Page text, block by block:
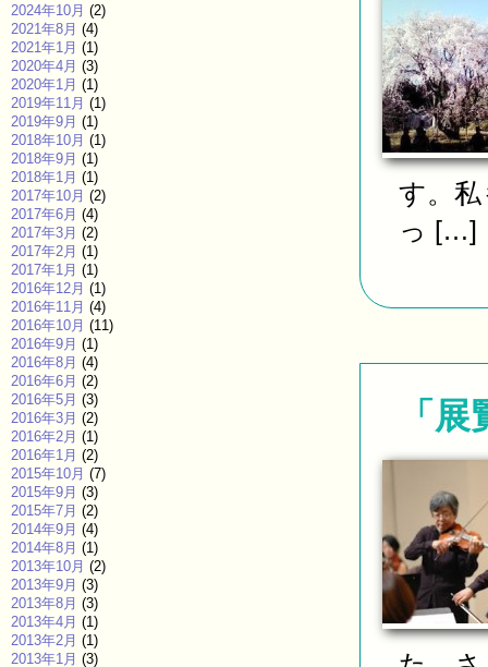
す。
っ […]
「
2024年10月 (2)
2021年8月 (4)
2021年1月 (1)
2020年4月 (3)
2020年1月 (1)
2019年11月 (1)
2019年9月 (1)
2018年10月 (1)
2018年9月 (1)
2018年1月 (1)
2017年10月 (2)
2017年6月 (4)
2017年3月 (2)
2017年2月 (1)
2017年1月 (1)
2016年12月 (1)
2016年11月 (4)
2016年10月 (11)
2016年9月 (1)
2016年8月 (4)
2016年6月 (2)
2016年5月 (3)
2016年3月 (2)
2016年2月 (1)
2016年1月 (2)
2015年10月 (7)
2015年9月 (3)
2015年7月 (2)
2014年9月 (4)
2014年8月 (1)
2013年10月 (2)
2013年9月 (3)
2013年8月 (3)
2013年4月 (1)
2013年2月 (1)
2013年1月 (3)